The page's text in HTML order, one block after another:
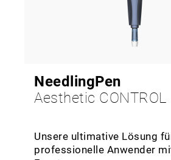
NeedlingPen
Aesthetic CONTROL
Unsere ultimative Lösung
professionelle Anwender